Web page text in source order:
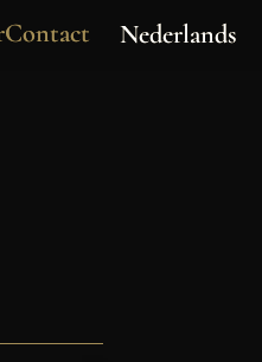
Contact Nederlands